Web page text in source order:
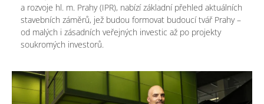
a rozvoje hl. m. Prahy (IPR), nabízí základní přehled aktuálních
stavebních záměrů, jež budou formovat budoucí tvář Prahy –
od malých i zásadních veřejných investic až po projekty
soukromých investorů.